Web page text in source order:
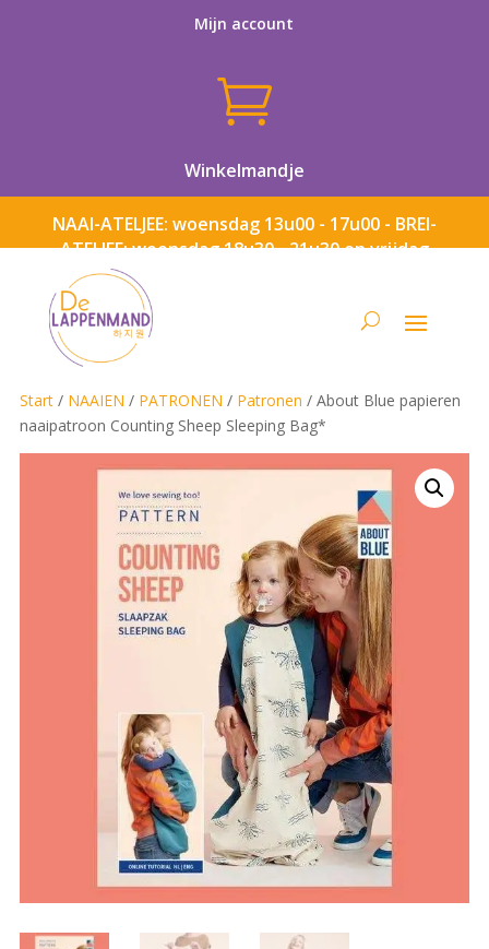
Mijn account

Winkelmandje
NAAI-ATELJEE: woensdag 13u00 - 17u00 - BREI-
ATELJEE: woensdag 18u30 - 21u30 en vrijdag
Start/ NAAIEN / PATRONEN / Patronen / About Blue papieren
naaipatroon Counting Sheep Sleeping Bag*